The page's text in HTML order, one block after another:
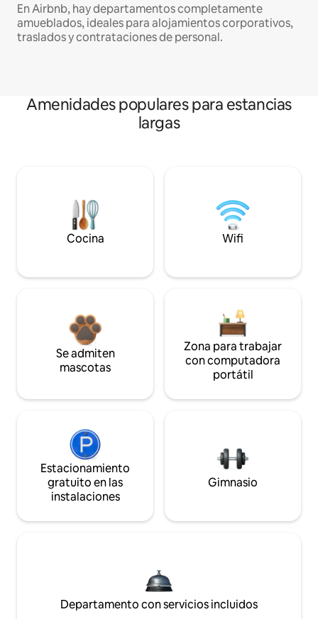
En Airbnb, hay departamentos completamente
amueblados, ideales para alojamientos corporativos,
traslados y contrataciones de personal.
Amenidades populares para estancias
largas
Cocina Wifi
Se admiten
mascotas
Zona para trabajar
con computadora
portátil
Estacionamiento
gratuito en las
instalaciones
Gimnasio
Departamento con servicios incluidos